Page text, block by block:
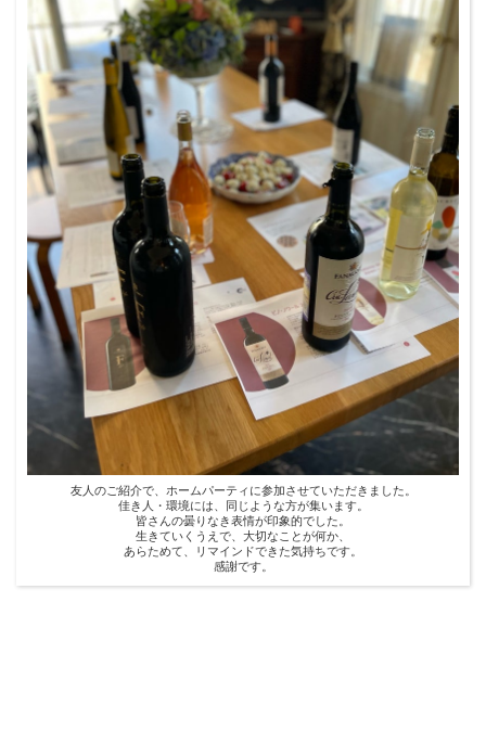
友人のご紹介で、ホームパーティに参加させていただきました。
佳き人・環境には、同じような方が集います。
皆さんの曇りなき表情が印象的でした。
生きていくうえで、大切なことが何か、
あらためて、リマインドできた気持ちです。
感謝です。